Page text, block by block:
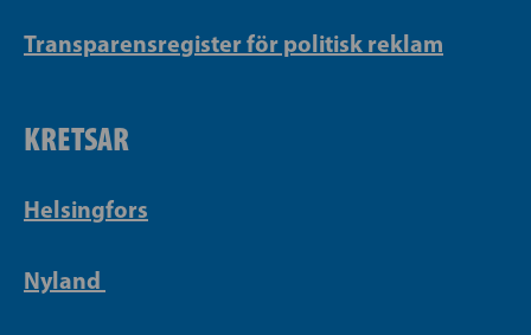
Transparensregister för politisk reklam
KRETSAR
Helsingfors
Nyland